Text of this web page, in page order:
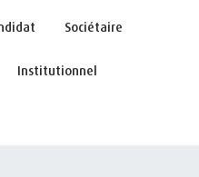
Sociétaire
Institutionnel